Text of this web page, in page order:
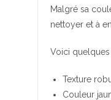
Malgré sa
nettoyer et à
Voici quelques
Texture
Couleur